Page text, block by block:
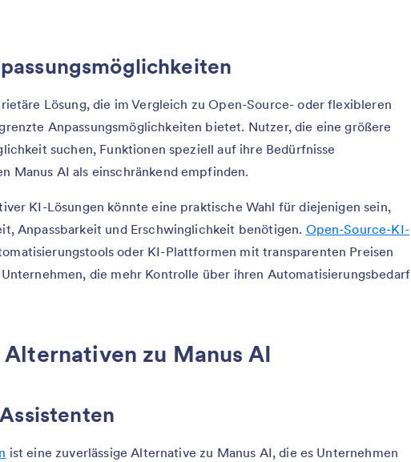
Lösung, die im Vergleich zu Open-Source- oder flexibleren
Anpassungsmöglichkeiten bietet. Nutzer, die eine größere
suchen, Funktionen speziell auf ihre Bedürfnisse
Manus AI als einschränkend empfinden.
KI-Lösungen könnte eine praktische Wahl für diejenigen sein,
Anpassbarkeit und Erschwinglichkeit benötigen. Open-Source-KI-
oder KI-Plattformen mit transparenten Preisen
die mehr Kontrolle über ihren Automatisierungsbedarf
zu Manus AI
ist eine zuverlässige Alternative zu Manus AI, die es Unternehmen